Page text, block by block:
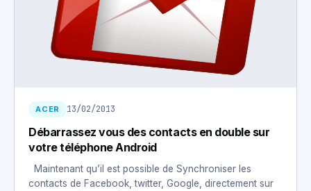
ACER 13/02/2013
Débarrassez vous des contacts en double sur
votre téléphone Android
Maintenant qu’il est possible de Synchroniser les
contacts de Facebook, twitter, Google, directement sur